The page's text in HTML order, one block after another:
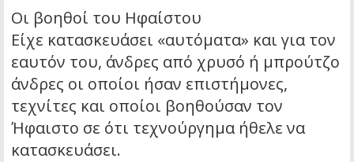
Οι βοηθοί του Ηφαίστου
Είχε κατασκευάσει «αυτόματα» και για τον
εαυτόν του, άνδρες από χρυσό ή μπρούτζο
άνδρες οι οποίοι ήσαν επιστήμονες,
τεχνίτες και οποίοι βοηθούσαν τον
Ήφαιστο σε ότι τεχνούργημα ήθελε να
κατασκευάσει.